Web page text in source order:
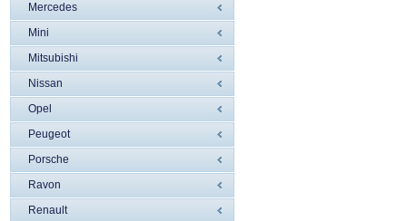
Mercedes
Mini
Mitsubishi
Nissan
Opel
Peugeot
Porsche
Ravon
Renault